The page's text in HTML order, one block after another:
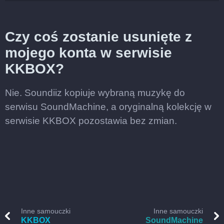
Czy coś zostanie usunięte z
mojego konta w serwisie
KKBOX?
Nie. Soundiiz kopiuje wybraną muzykę do
serwisu SoundMachine, a oryginalną kolekcję w
serwisie KKBOX pozostawia bez zmian.
Inne samouczki
KKBOX
Inne samouczki
SoundMachine